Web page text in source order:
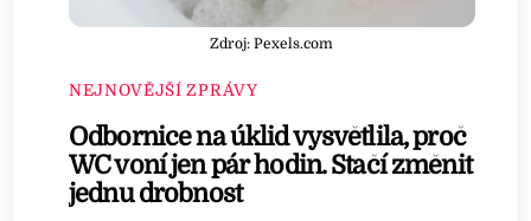
Zdroj: Pexels.com
NEJNOVĚJŠÍ ZPRÁVY
Odbornice na úklid vysvětlila, proč
WC voní jen pár hodin. Stačí změnit
jednu drobnost